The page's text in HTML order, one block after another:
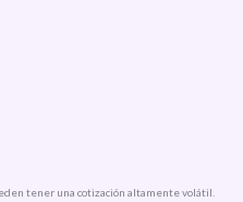
tener una cotización altamente volátil.